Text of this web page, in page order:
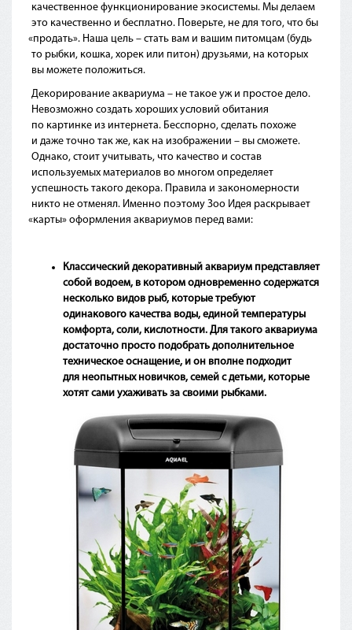
качественное функционирование экосистемы. Мы делаем
это качественно и бесплатно. Поверьте, не для того, что бы
«продать». Наша цель – стать вам и вашим питомцам (будь
то рыбки, кошка, хорек или питон) друзьями, на которых
вы можете положиться.
Декорирование аквариума – не такое уж и простое дело.
Невозможно создать хороших условий обитания
по картинке из интернета. Бесспорно, сделать похоже
и даже точно так же, как на изображении – вы сможете.
Однако, стоит учитывать, что качество и состав
используемых материалов во многом определяет
успешность такого декора. Правила и закономерности
никто не отменял. Именно поэтому Зоо Идея раскрывает
«карты» оформления аквариумов перед вами:
Классический декоративный аквариум представляет
собой водоем, в котором одновременно содержатся
несколько видов рыб, которые требуют
одинакового качества воды, единой температуры
комфорта, соли, кислотности. Для такого аквариума
достаточно просто подобрать дополнительное
техническое оснащение, и он вполне подходит
для неопытных новичков, семей с детьми, которые
хотят сами ухаживать за своими рыбками.